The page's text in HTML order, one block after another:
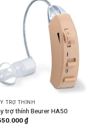
TRỢ THÍNH
trợ thính Beurer HA50
₫